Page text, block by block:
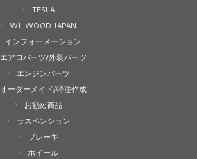
TESLA
WILWOOD JAPAN
インフォーメーション
エアロパーツ/外装パーツ
エンジンパーツ
オーダーメイド/特注作成
お勧め商品
サスペンション
ブレーキ
ホイール